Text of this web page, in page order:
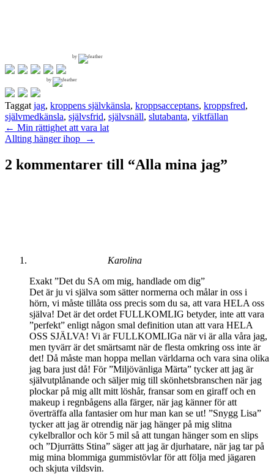
by
by
Taggat jag, kroppens självkänsla, kroppsacceptans, kroppsfred,
självmedkänsla, självsfrid, självsnäll, slutabanta, viktfällan
Inläggsnavigering
← Min rättighet att vara lat
Allting hänger ihop
→
2 kommentarer till “Alla mina jag”
Karolina
Exakt ”Det du SA om mig, handlade om dig”
Det är ju vi själva som sätter normerna och målar in oss i
hörn, vi måste tillåta oss precis som du sa, att vara HELA oss
själva! Det är det ordet FULLKOMLIG betyder, inte att vara
”perfekt” enligt någon smal definition utan att vara HELA
OSS SJÄLVA! Vi är FULLKOMLIGa när vi är alla våra jag,
men tyvärr är det smärtsamt när de flesta omkring oss inte är
det! Då måste man hoppa mellan världarna och vara sina olika
jag bara just då! För ”Miljövänliga Märta” tycker att jag är
självutplånande och säljer mig till skönhetsbranschen när jag
plockar på mig allt mitt löshår, fransar som en giraff och en
makeup i regnbågens alla färger, när jag känner för att
överträffa alla fantasier om hur man kan se ut! ”Snygg Lisa”
tycker att jag är otrendig när jag hänger på mig slitna
cykelbrallor och kör 5 mil så att tungan hänger som en slips
och ”Djurrätts Stina” säger att jag är djurhatare, när jag tar på
mig mina blommiga gummistövlar för att följa med jägaren
och skjuta vildsvin.